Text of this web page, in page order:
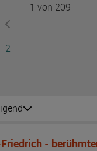
wechseln
zur vorherigen Seite
Seite
2
Seite
1 von 209
-